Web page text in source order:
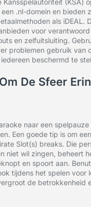
Kansspelautoriteit (KSA)
.nl-domein en bieden
als iDEAL.
voor
en zelfuitsluiting.
problemen gebruik van
beschermd te
De Sfeer
naar een
Een goede tip is om een
Slot(s) breaks. Die
niet wil zingen, beheert
en spoort aan.
tijdens het spelen voor
de betrokkenheid